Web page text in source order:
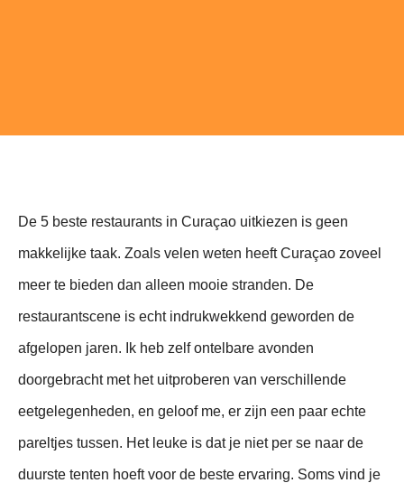
De 5 beste restaurants in Curaçao uitkiezen is geen
makkelijke taak. Zoals velen weten heeft Curaçao zoveel
meer te bieden dan alleen mooie stranden. De
restaurantscene is echt indrukwekkend geworden de
afgelopen jaren. Ik heb zelf ontelbare avonden
doorgebracht met het uitproberen van verschillende
eetgelegenheden, en geloof me, er zijn een paar echte
pareltjes tussen. Het leuke is dat je niet per se naar de
duurste tenten hoeft voor de beste ervaring. Soms vind je